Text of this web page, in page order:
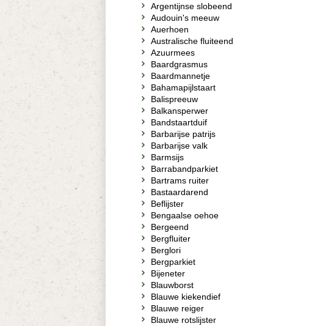
Argentijnse slobeend
Audouin's meeuw
Auerhoen
Australische fluiteend
Azuurmees
Baardgrasmus
Baardmannetje
Bahamapijlstaart
Balispreeuw
Balkansperwer
Bandstaartduif
Barbarijse patrijs
Barbarijse valk
Barmsijs
Barrabandparkiet
Bartrams ruiter
Bastaardarend
Beflijster
Bengaalse oehoe
Bergeend
Bergfluiter
Berglori
Bergparkiet
Bijeneter
Blauwborst
Blauwe kiekendief
Blauwe reiger
Blauwe rotslijster